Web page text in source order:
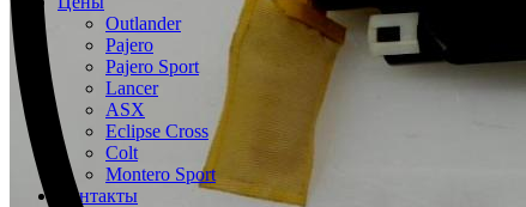
Outlander
Pajero
Pajero Sport
Lancer
ASX
Eclipse Cross
Colt
Montero Sport
Контакты